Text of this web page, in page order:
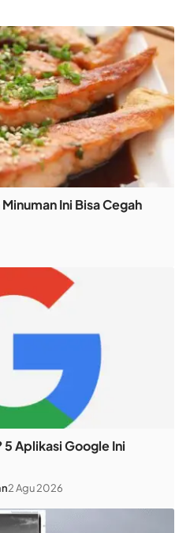
Ini Bisa Cegah
Aplikasi Google Ini
2 Agu 2026